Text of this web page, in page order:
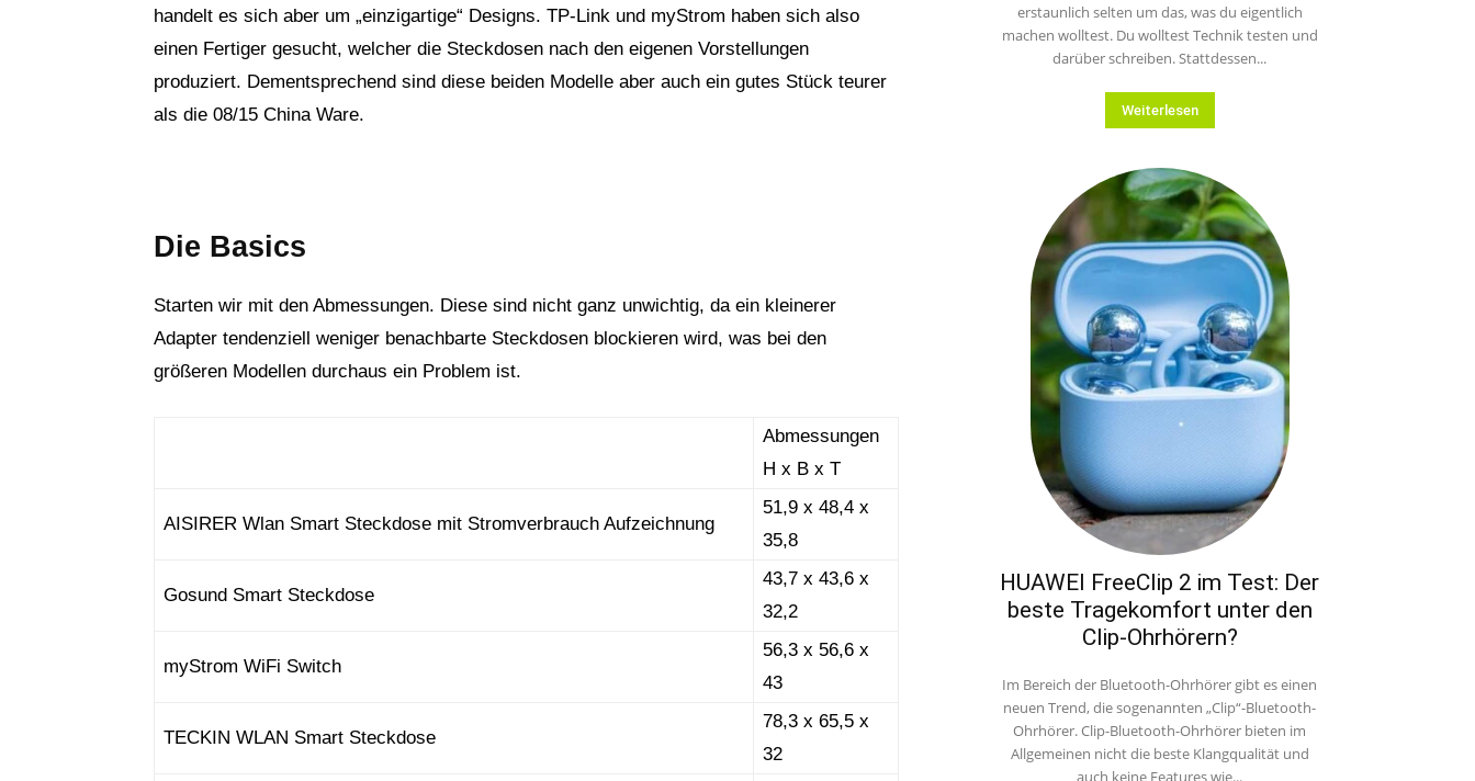
handelt es sich aber um „einzigartige“ Designs. TP-Link und myStrom haben sich also
einen Fertiger gesucht, welcher die Steckdosen nach den eigenen Vorstellungen
produziert. Dementsprechend sind diese beiden Modelle aber auch ein gutes Stück teurer
als die 08/15 China Ware.
Die Basics
Starten wir mit den Abmessungen. Diese sind nicht ganz unwichtig, da ein kleinerer
Adapter tendenziell weniger benachbarte Steckdosen blockieren wird, was bei den
größeren Modellen durchaus ein Problem ist.
Abmessungen
H x B x T
AISIRER Wlan Smart Steckdose mit Stromverbrauch Aufzeichnung
51,9 x 48,4 x
35,8
Gosund Smart Steckdose
43,7 x 43,6 x
32,2
myStrom WiFi Switch
56,3 x 56,6 x
43
TECKIN WLAN Smart Steckdose
78,3 x 65,5 x
32
erstaunlich selten um das, was du eigentlich
machen wolltest. Du wolltest Technik testen und
darüber schreiben. Stattdessen...
Weiterlesen
HUAWEI FreeClip 2 im Test: Der
beste Tragekomfort unter den
Clip-Ohrhörern?
Im Bereich der Bluetooth-Ohrhörer gibt es einen
neuen Trend, die sogenannten „Clip“-Bluetooth-
Ohrhörer. Clip-Bluetooth-Ohrhörer bieten im
Allgemeinen nicht die beste Klangqualität und
auch keine Features wie...